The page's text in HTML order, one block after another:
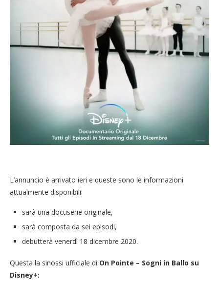
L’annuncio è arrivato ieri e queste sono le informazioni
attualmente disponibili:
sarà una docuserie originale,
sarà composta da sei episodi,
debutterà venerdì 18 dicembre 2020.
Questa la sinossi ufficiale di On Pointe – Sogni in Ballo su
Disney+: